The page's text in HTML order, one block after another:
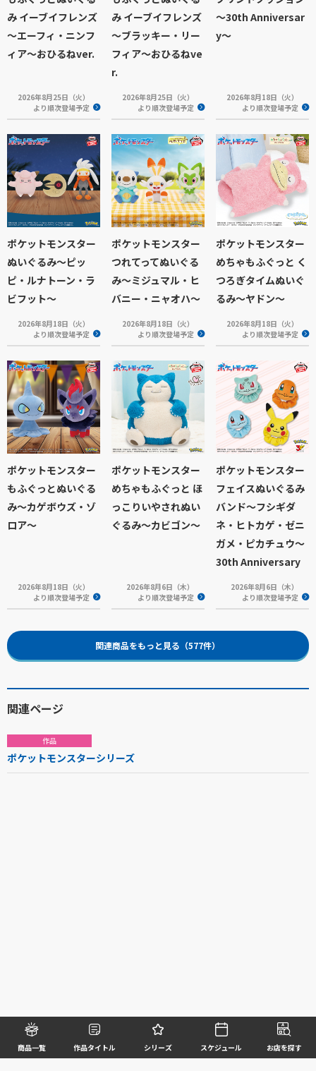
商品一覧 作品タイトル シリーズ スケジュール お店を探す
み イーブイフレンズ
～エーフィ・ニンフ
ィア～おひるねver.
2026年8月25日（火）
より順次登場予定
み イーブイフレンズ
～ブラッキー・リー
フィア～おひるねve
r.
2026年8月25日（火）
より順次登場予定
～30th Anniversar
y～
2026年8月18日（火）
より順次登場予定
ポケットモンスター
ぬいぐるみ～ピッ
ピ・ルナトーン・ラ
ビフット～
2026年8月18日（火）
より順次登場予定
ポケットモンスター
つれてってぬいぐる
み～ミジュマル・ヒ
バニー・ニャオハ～
2026年8月18日（火）
より順次登場予定
ポケットモンスター
めちゃもふぐっと く
つろぎタイムぬいぐ
るみ～ヤドン～
2026年8月18日（火）
より順次登場予定
ポケットモンスター
もふぐっとぬいぐる
み～カゲボウズ・ゾ
ロア～
2026年8月18日（火）
より順次登場予定
ポケットモンスター
めちゃもふぐっと ほ
っこりいやされぬい
ぐるみ～カビゴン～
2026年8月6日（木）
より順次登場予定
ポケットモンスター
フェイスぬいぐるみ
バンド～フシギダ
ネ・ヒトカゲ・ゼニ
ガメ・ピカチュウ～
30th Anniversary
2026年8月6日（木）
より順次登場予定
関連商品をもっと見る（577件）
関連ページ
作品
ポケットモンスターシリーズ